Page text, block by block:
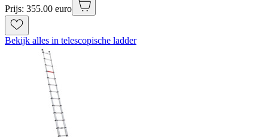
Prijs: 355.00 euro
Bekijk alles in telescopische ladder